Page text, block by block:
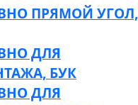
ПРЯМОЙ УГОЛ,
ДЛЯ
БУК
ДЛЯ